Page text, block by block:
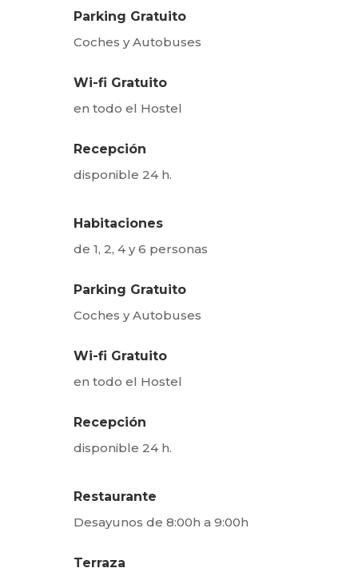
Parking Gratuito
Coches y Autobuses
Wi-fi Gratuito
en todo el Hostel
Recepción
disponible 24 h.
Habitaciones
de 1, 2, 4 y 6 personas
Parking Gratuito
Coches y Autobuses
Wi-fi Gratuito
en todo el Hostel
Recepción
disponible 24 h.
Restaurante
Desayunos de 8:00h a 9:00h
Terraza